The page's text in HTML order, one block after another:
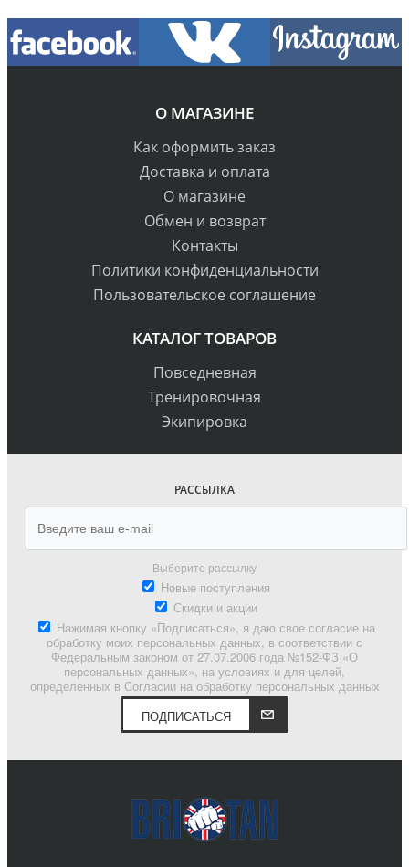
О МАГАЗИНЕ
Как оформить заказ
Доставка и оплата
О магазине
Обмен и возврат
Контакты
Политики конфиденциальности
Пользовательское соглашение
КАТАЛОГ ТОВАРОВ
Повседневная
Тренировочная
Экипировка
РАССЫЛКА
Выберите рассылку
Новые поступления
Скидки и акции
Нажимая кнопку «Подписаться», я даю свое согласие на
обработку моих персональных данных, в соответствии с
Федеральным законом от 27.07.2006 года №152-ФЗ «О
персональных данных», на условиях и для целей,
определенных в Согласии на обработку персональных данных
ПОДПИСАТЬСЯ